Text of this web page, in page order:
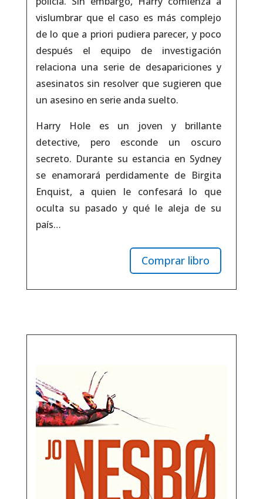
vislumbrar que el caso es más complejo
de lo que a priori pudiera parecer, y poco
después el equipo de investigación
relaciona una serie de desapariciones y
asesinatos sin resolver que sugieren que
un asesino en serie anda suelto.
Harry Hole es un joven y brillante
detective, pero esconde un oscuro
secreto. Durante su estancia en Sydney
se enamorará perdidamente de Birgita
Enquist, a quien le confesará lo que
oculta su pasado y qué le aleja de su
país…
Comprar libro